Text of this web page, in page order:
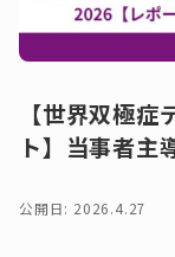
【世界双極
ト】当事者主
公開日: 2026.4.27